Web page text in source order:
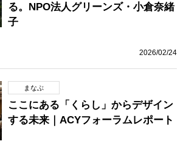
る。NPO法人グリーンズ・小倉奈緒
子
2026/02/24
まなぶ
ここにある「くらし」からデザイン
する未来｜ACYフォーラムレポート